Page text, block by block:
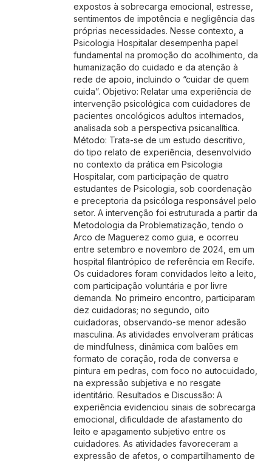
expostos à sobrecarga emocional, estresse,
sentimentos de impotência e negligência das
próprias necessidades. Nesse contexto, a
Psicologia Hospitalar desempenha papel
fundamental na promoção do acolhimento, da
humanização do cuidado e da atenção à
rede de apoio, incluindo o “cuidar de quem
cuida”. Objetivo: Relatar uma experiência de
intervenção psicológica com cuidadores de
pacientes oncológicos adultos internados,
analisada sob a perspectiva psicanalítica.
Método: Trata-se de um estudo descritivo,
do tipo relato de experiência, desenvolvido
no contexto da prática em Psicologia
Hospitalar, com participação de quatro
estudantes de Psicologia, sob coordenação
e preceptoria da psicóloga responsável pelo
setor. A intervenção foi estruturada a partir da
Metodologia da Problematização, tendo o
Arco de Maguerez como guia, e ocorreu
entre setembro e novembro de 2024, em um
hospital filantrópico de referência em Recife.
Os cuidadores foram convidados leito a leito,
com participação voluntária e por livre
demanda. No primeiro encontro, participaram
dez cuidadoras; no segundo, oito
cuidadoras, observando-se menor adesão
masculina. As atividades envolveram práticas
de mindfulness, dinâmica com balões em
formato de coração, roda de conversa e
pintura em pedras, com foco no autocuidado,
na expressão subjetiva e no resgate
identitário. Resultados e Discussão: A
experiência evidenciou sinais de sobrecarga
emocional, dificuldade de afastamento do
leito e apagamento subjetivo entre os
cuidadores. As atividades favoreceram a
expressão de afetos, o compartilhamento de